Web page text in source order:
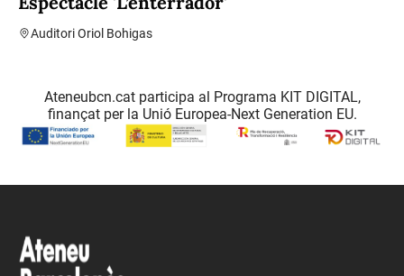
Auditori Oriol Bohigas
Ateneubcn.cat participa al Programa KIT DIGITAL,
finançat per la Unió Europea-Next Generation EU.